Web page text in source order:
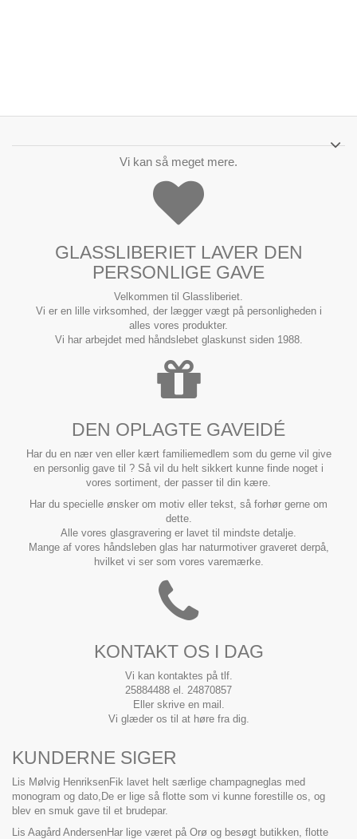
Vi kan så meget mere.
GLASSLIBERIET LAVER DEN
PERSONLIGE GAVE
Velkommen til Glassliberiet.
Vi er en lille virksomhed, der lægger vægt på personligheden i
alles vores produkter.
Vi har arbejdet med håndslebet glaskunst siden 1988.
DEN OPLAGTE GAVEIDÉ
Har du en nær ven eller kært familiemedlem som du gerne vil give
en personlig gave til ? Så vil du helt sikkert kunne finde noget i
vores sortiment, der passer til din kære.
Har du specielle ønsker om motiv eller tekst, så forhør gerne om
dette.
Alle vores glasgravering er lavet til mindste detalje.
Mange af vores håndsleben glas har naturmotiver graveret derpå,
hvilket vi ser som vores varemærke.
KONTAKT OS I DAG
Vi kan kontaktes på tlf.
25884488 el. 24870857
Eller skrive en mail.
Vi glæder os til at høre fra dig.
KUNDERNE SIGER
Lis Mølvig HenriksenFik lavet helt særlige champagneglas med
monogram og dato,De er lige så flotte som vi kunne forestille os, og
blev en smuk gave til et brudepar.
Lis Aagård AndersenHar lige været på Orø og besøgt butikken, flotte